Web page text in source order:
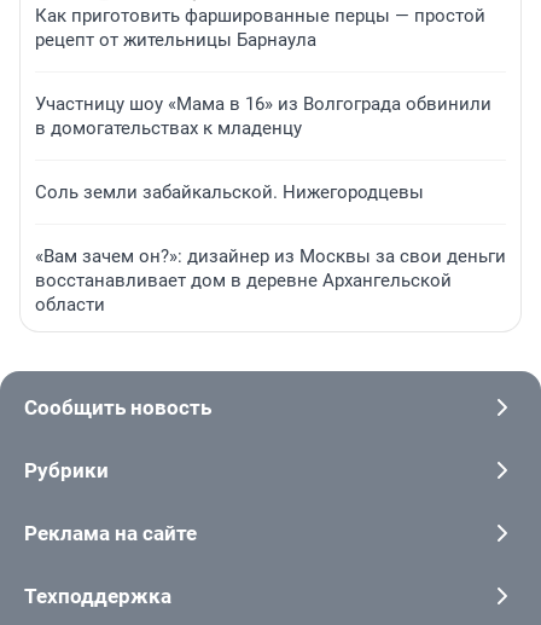
Как приготовить фаршированные перцы — простой
рецепт от жительницы Барнаула
Участницу шоу «Мама в 16» из Волгограда обвинили
в домогательствах к младенцу
Соль земли забайкальской. Нижегородцевы
«Вам зачем он?»: дизайнер из Москвы за свои деньги
восстанавливает дом в деревне Архангельской
области
Сообщить новость
Рубрики
Реклама на сайте
Техподдержка